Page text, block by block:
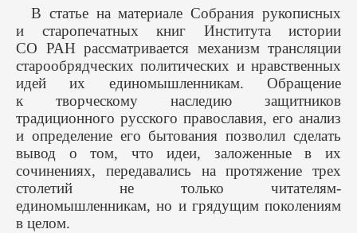
В статье на материале Собрания рукописных
и старопечатных книг Института истории
СО РАН рассматривается механизм трансляции
старообрядческих политических и нравственных
идей их единомышленникам. Обращение
к творческому наследию защитников
традиционного русского православия, его анализ
и определение его бытования позволил сделать
вывод о том, что идеи, заложенные в их
сочинениях, передавались на протяжение трех
столетий не только читателям-
единомышленникам, но и грядущим поколениям
в целом.